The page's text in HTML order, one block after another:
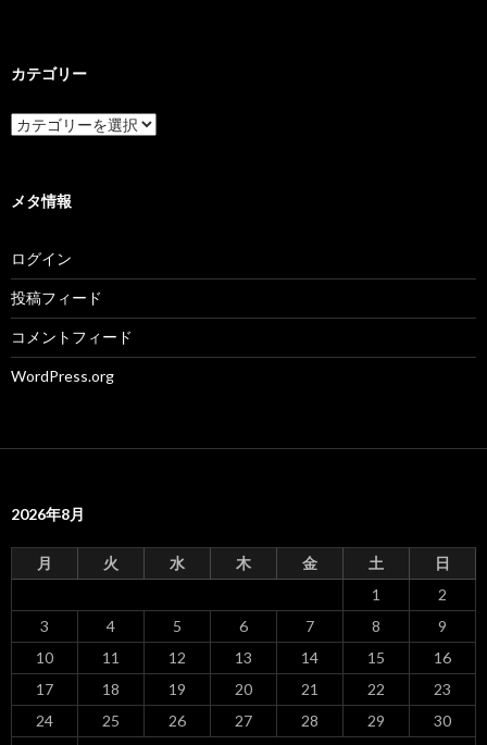
カテゴリー
カ
テ
ー
メタ情報
ログイン
投稿フィード
コメントフィード
WordPress.org
2026年8月
月 火 水 木 金 土
日
1
2
3
4 5 6 7 8
9
10
11 12 13 14 15
16
17
18 19 20 21 22
23
24
25 26 27 28 29
30